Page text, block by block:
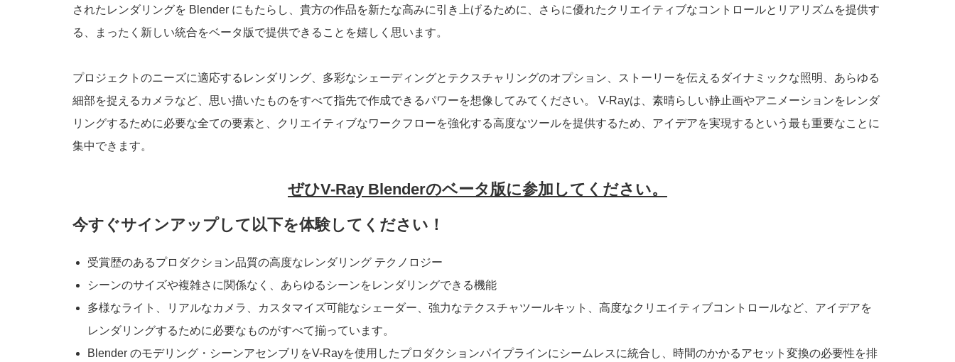
されたレンダリングを Blender にもたらし、貴方の作品を新たな高みに引き上げるために、さらに優れたクリエイティブなコントロールとリアリズムを提供す
る、まったく新しい統合をベータ版で提供できることを嬉しく思います。
プロジェクトのニーズに適応するレンダリング、多彩なシェーディングとテクスチャリングのオプション、ストーリーを伝えるダイナミックな照明、あらゆる
細部を捉えるカメラなど、思い描いたものをすべて指先で作成できるパワーを想像してみてください。 V-Rayは、素晴らしい静止画やアニメーションをレンダ
リングするために必要な全ての要素と、クリエイティブなワークフローを強化する高度なツールを提供するため、アイデアを実現するという最も重要なことに
集中できます。
ぜひV-Ray Blenderのベータ版に参加してください。
今すぐサインアップして以下を体験してください！
受賞歴のあるプロダクション品質の高度なレンダリング テクノロジー
シーンのサイズや複雑さに関係なく、あらゆるシーンをレンダリングできる機能
多様なライト、リアルなカメラ、カスタマイズ可能なシェーダー、強力なテクスチャツールキット、高度なクリエイティブコントロールなど、アイデアを
レンダリングするために必要なものがすべて揃っています。
Blender のモデリング・シーンアセンブリをV-Rayを使用したプロダクションパイプラインにシームレスに統合し、時間のかかるアセット変換の必要性を排